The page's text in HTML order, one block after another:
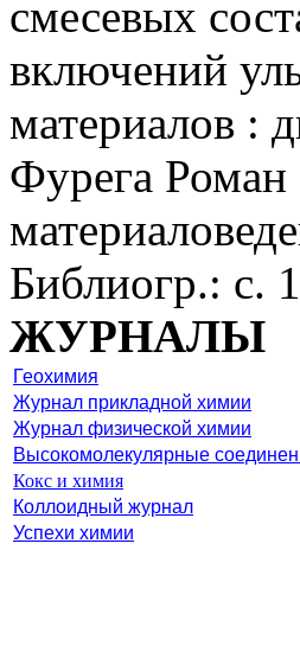
смесевых
включений
материалов :
Фурега
Библиогр.: с.
ЖУРНАЛЫ
Геохимия
Журнал прикладной химии
Журнал физической химии
Высокомолекулярные
Кокс и химия
Коллоидный журнал
Успехи химии